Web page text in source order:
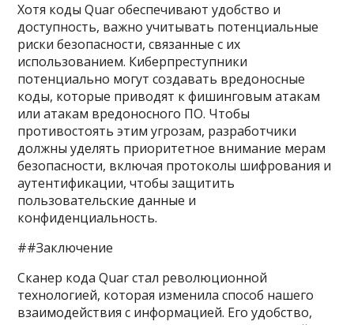
Хотя коды Quar обеспечивают удобство и
доступность, важно учитывать потенциальные
риски безопасности, связанные с их
использованием. Киберпреступники
потенциально могут создавать вредоносные
коды, которые приводят к фишинговым атакам
или атакам вредоносного ПО. Чтобы
противостоять этим угрозам, разработчики
должны уделять приоритетное внимание мерам
безопасности, включая протоколы шифрования и
аутентификации, чтобы защитить
пользовательские данные и
конфиденциальность.
##Заключение
Сканер кода Quar стал революционной
технологией, которая изменила способ нашего
взаимодействия с информацией. Его удобство,